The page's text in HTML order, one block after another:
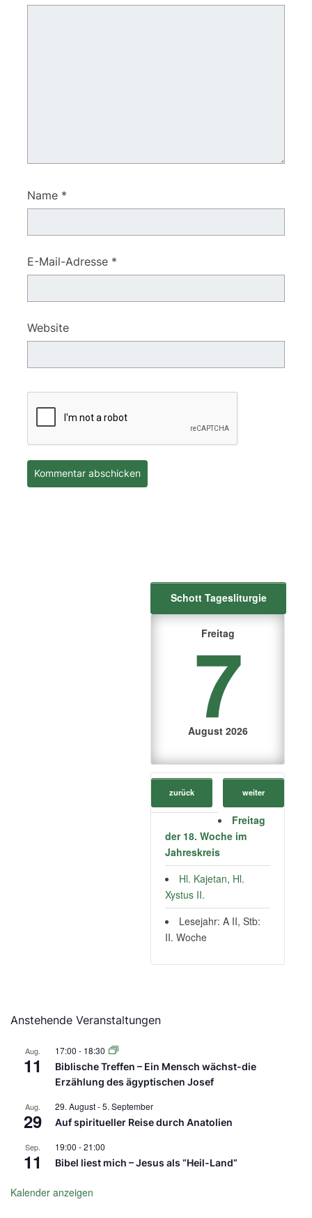
Name *
E-Mail-Adresse *
Website
Schott Tagesliturgie
Freitag
7
August 2026
zurück weiter
Freitag
der 18. Woche im
Jahreskreis
Hl. Kajetan, Hl.
Xystus II.
Lesejahr: A II, Stb:
II. Woche
Anstehende Veranstaltungen
Aug.
11
17:00 - 18:30
Biblische Treffen – Ein Mensch wächst-die
Erzählung des ägyptischen Josef
Aug.
29
29. August-5. September
Auf spiritueller Reise durch Anatolien
Sep.
11
19:00 -21:00
Bibel liest mich – Jesus als “Heil-Land”
Kalender anzeigen